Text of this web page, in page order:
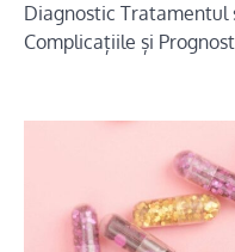
Diagnostic Tratamentul
Complicațiile și